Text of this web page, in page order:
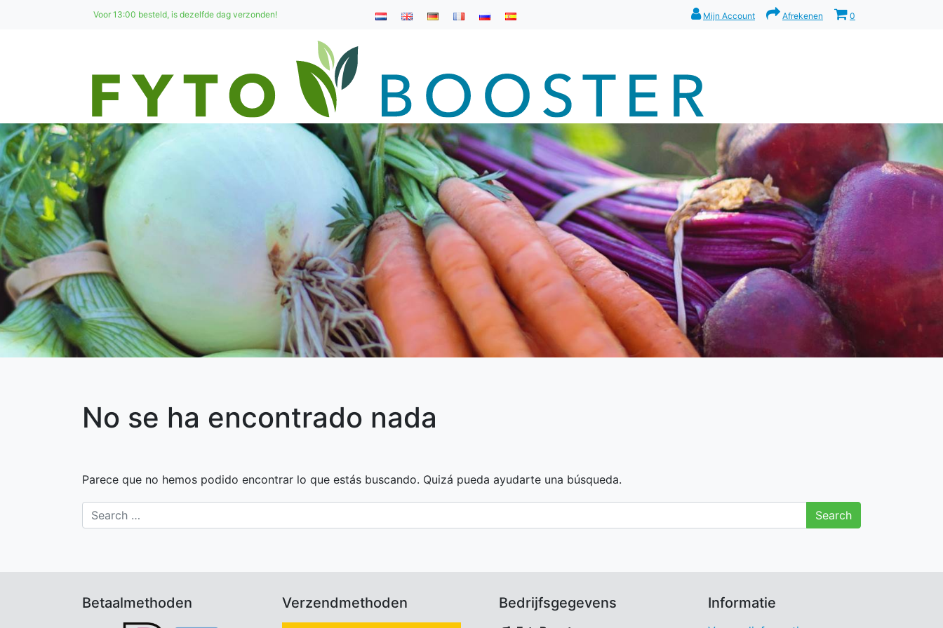
Voor 13:00 besteld, is dezelfde dag verzonden! Mijn Account Afrekenen 0
No se ha encontrado nada
Parece que no hemos podido encontrar lo que estás buscando. Quizá pueda ayudarte una búsqueda.
Search
Betaalmethoden Verzendmethoden Bedrijfsgegevens Informatie